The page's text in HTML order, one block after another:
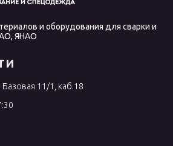
и оборудования для сварки и
ЯНАО
11/1, каб.18